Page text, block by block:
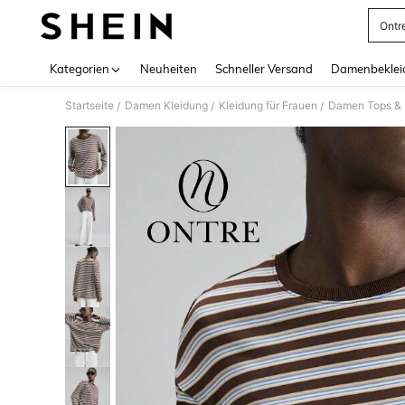
Kategorien Neuheiten Schneller Versand
Startseite / Damen Kleidung / Kleidung für Frauen / Damen Tops